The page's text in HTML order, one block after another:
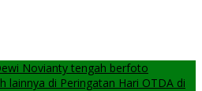
Novianty tengah berfoto
lainnya di Peringatan Hari OTDA di